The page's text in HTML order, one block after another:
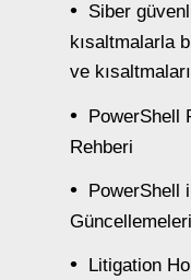
Siber
kısaltmalarla
ve kısaltmaları
PowerShell
Rehberi
PowerShell
Litigation